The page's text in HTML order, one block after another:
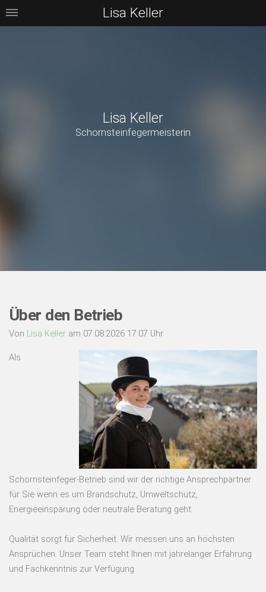
Lisa Keller
Schornsteinfegermeisterin
Über den Betrieb
Von Lisa Kelleram 07.08.2026 17:07 Uhr
Als
Schornsteinfeger-Betrieb sind wir der richtige Ansprechpartner
für Sie wenn es um Brandschutz, Umweltschutz,
Energieeinsparung oder neutrale Beratung geht.
Qualität sorgt für Sicherheit. Wir messen uns an höchsten
Ansprüchen. Unser Team steht Ihnen mit jahrelanger Erfahrung
und Fachkenntnis zur Verfügung.
Lisa Keller